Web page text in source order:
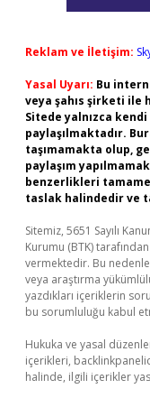
Reklam ve İletişim:
Yasal Uyarı: Bu
veya şahıs şirketi ile
Sitede yalnızca kendi
paylaşılmaktadır.
taşımamakta olup,
paylaşım
benzerlikleri
taslak halindedir ve
Sitemiz, 5651 Sayılı
Kurumu (BTK)
vermektedir. Bu
veya araştırma
yazdıkları içeriklerin
bu sorumluluğu kabul
Hukuka ve yasal
içerikleri,
halinde, ilgili içerikler